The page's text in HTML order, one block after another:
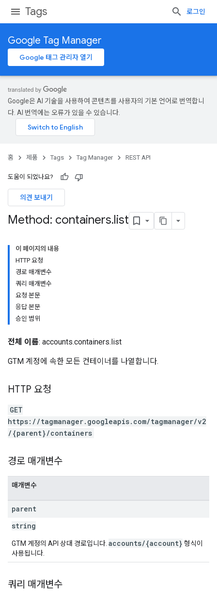
Tags 로그인
Google Tag Manager
Google 태그 관리자 열기
Google은 AI 기술을 사용하여 콘텐츠를 사용자의 기본 언어로 번역합니
다. AI 번역에는 오류가 있을 수 있습니다.
홈 제품 Tags Tag Manager REST API
도움이 되었나요?
의견 보내기
Method: containers.list
이 페이지의 내용
HTTP 요청
경로 매개변수
쿼리 매개변수
요청 본문
응답 본문
승인 범위
전체 이름: accounts.containers.list
GTM 계정에 속한 모든 컨테이너를 나열합니다.
HTTP 요청
GET
https://tagmanager.googleapis.com/tagmanager/v2
/{parent}/containers
경로 매개변수
매개변수
parent
string
GTM 계정의 API 상대 경로입니다. accounts/{account} 형식이
사용됩니다.
쿼리 매개변수